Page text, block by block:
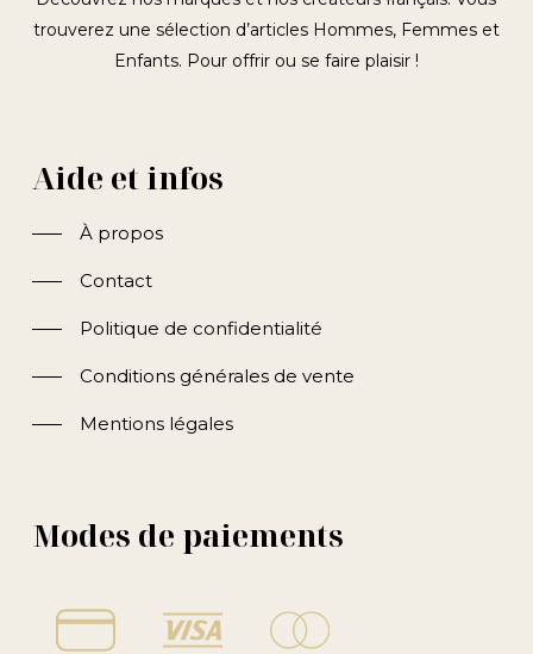
trouverez une sélection d’articles Hommes, Femmes et
Enfants. Pour offrir ou se faire plaisir !
Aide et infos
À propos
Contact
Politique de confidentialité
Conditions générales de vente
Mentions légales
Modes de paiements